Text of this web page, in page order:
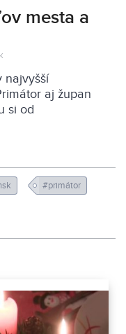
mesta a
najvyšší
aj župan
si od
#primátor